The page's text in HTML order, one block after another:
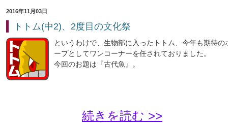
2016年11月03日
トトム(中2)、2度目の文化祭
というわけで、生物部に入ったトトム、今年も期待の
ープとしてワンコーナーを任されておりました。
今回のお題は『古代魚』。
続きを読む >>